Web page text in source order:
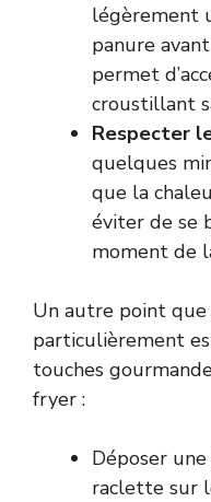
légèrement
panure
permet
croustillant
Respecter
quelques
que la
éviter de se
moment de
Un autre point que
particulièrement
touches
fryer :
Déposer
raclette sur